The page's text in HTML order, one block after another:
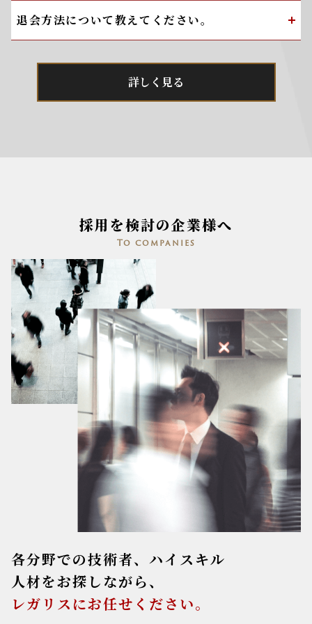
退会方法について教えてください。
詳しく見る
採用を検討の企業様へ
To companies
各分野での技術者、ハイスキル
人材をお探しながら、
レガリスにお任せください。